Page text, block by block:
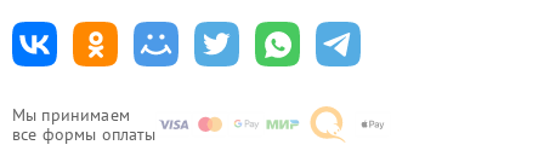
Мы принимаем
все формы оплаты